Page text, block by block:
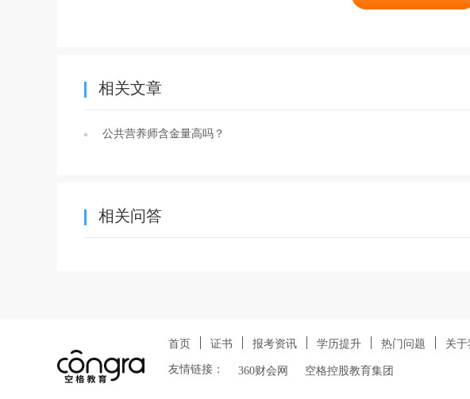
相关文章
公共营养师含金量高吗？
相关问答
首页 证书 报考资讯 学历提升 热门问题 关于
友情链接： 360财会网 空格控股教育集团